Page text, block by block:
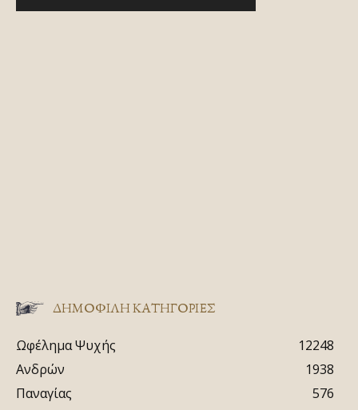
ΔΗΜΟΦΙΛΗ ΚΑΤΗΓΟΡΙΕΣ
Ωφέλημα Ψυχής
12248
Ανδρών
1938
Παναγίας
576